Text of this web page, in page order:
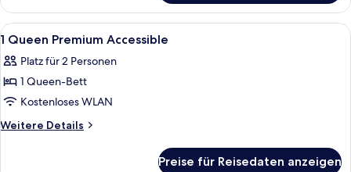
Double
Standard
Alle
Fotos
für
1
Queen
Premium
Ein Hotelzimmer mit einem Bett,
4
1 Queen Premium Accessible
Platz für 2 Personen
1 Queen-Bett
Kostenloses WLAN
Weitere Details
Weitere
Preise für Reisedaten anzeigen